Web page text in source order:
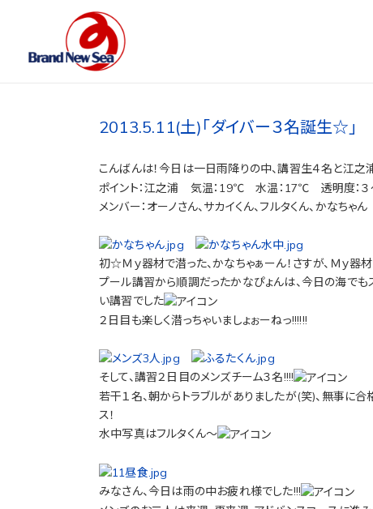
2013.5.11(土)｢ダイバー３名誕生☆｣
こんばんは！今日は一日雨降りの中、講習生４名と江之
ポイント：江之浦 気温：19℃ 水温：17℃ 透明度：３
メンバー：オーノさん、サカイくん、フルタくん、かなちゃん
初☆Ｍｙ器材で潜った、かなちゃぁーん！さすが、Ｍｙ
プール講習から順調だったかなぴょんは、今日の海で
い講習でした
２日目も楽しく潜っちゃいましょぉーねっ!!!!!!
そして、講習２日目のメンズチーム３名!!!!
若干１名、朝からトラブルがありましたが(笑)、無事に
ス！
水中写真はフルタくん～
みなさん、今日は雨の中お疲れ様でした!!!